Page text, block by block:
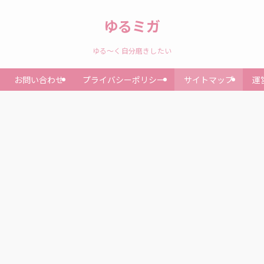
ゆるミガ
ゆる～く自分磨きしたい
お問い合わせ プライバシーポリシー サイトマップ 運